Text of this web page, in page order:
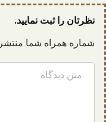
نظرتان را ثبت نمایید.
شماره همراه شما